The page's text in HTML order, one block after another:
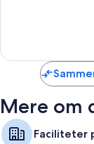
Mere om
Faciliteter